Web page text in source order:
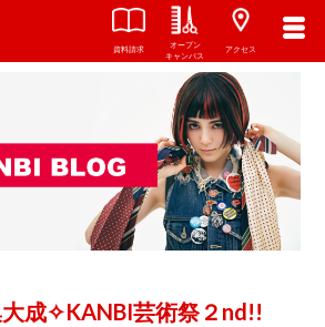
アクセス
オープン
キャンパス
資料請求
大成✧KANBI芸術祭２nd!!